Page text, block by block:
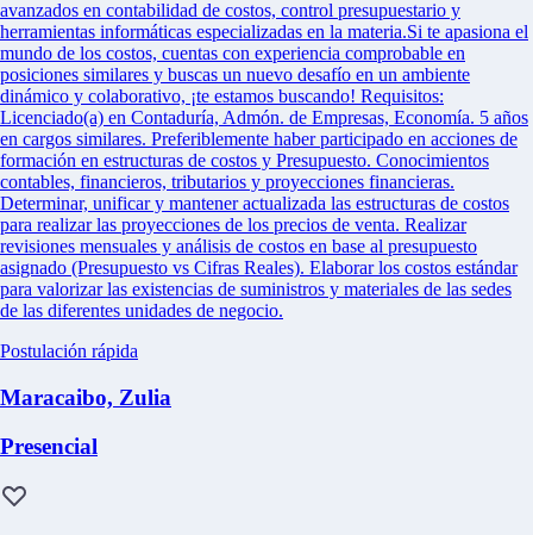
avanzados en contabilidad de costos, control presupuestario y
herramientas informáticas especializadas en la materia.Si te apasiona el
mundo de los costos, cuentas con experiencia comprobable en
posiciones similares y buscas un nuevo desafío en un ambiente
dinámico y colaborativo, ¡te estamos buscando! Requisitos:
Licenciado(a) en Contaduría, Admón. de Empresas, Economía. 5 años
en cargos similares. Preferiblemente haber participado en acciones de
formación en estructuras de costos y Presupuesto. Conocimientos
contables, financieros, tributarios y proyecciones financieras.
Determinar, unificar y mantener actualizada las estructuras de costos
para realizar las proyecciones de los precios de venta. Realizar
revisiones mensuales y análisis de costos en base al presupuesto
asignado (Presupuesto vs Cifras Reales). Elaborar los costos estándar
para valorizar las existencias de suministros y materiales de las sedes
de las diferentes unidades de negocio.
Postulación rápida
Maracaibo, Zulia
Presencial